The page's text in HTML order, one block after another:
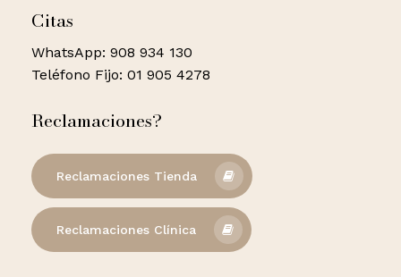
Citas
WhatsApp: 908 934 130
Teléfono Fijo: 01 905 4278
Reclamaciones?
Reclamaciones Tienda
Reclamaciones Clínica